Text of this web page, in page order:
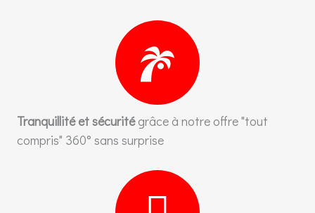
Tranquillité et sécuritégrâce à notre offre "tout
compris" 360° sans surprise